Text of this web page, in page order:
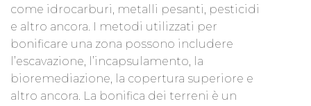
come idrocarburi, metalli pesanti, pesticidi
e altro ancora. I metodi utilizzati per
bonificare una zona possono includere
l’escavazione, l’incapsulamento, la
bioremediazione, la copertura superiore e
altro ancora. La bonifica dei terreni è un